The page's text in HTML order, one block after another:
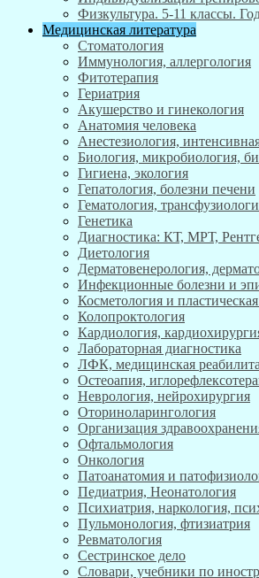
Физкультура. 5-11 классы.
Медицинская литература
Стоматология
Иммунология, аллергология
Фитотерапия
Гериатрия
Акушерство и гинекология
Анатомия человека
Анестезиология,
Биология, микробиология,
Гигиена, экология
Гепатология, болезни печени
Гематология,
Генетика
Диагностика: КТ, МРТ,
Диетология
Дерматовенерология,
Инфекционные болезни и
Косметология и
Колопроктология
Кардиология,
Лабораторная диагностика
ЛФК, медицинская
Остеоапия,
Неврология, нейрохирургия
Оториноларингология
Организация
Офтальмология
Онкология
Патоанатомия и
Педиатрия, Неонатология
Психиатрия, наркология,
Пульмонология, фтизиатрия
Ревматология
Сестринское дело
Словари, учебники по